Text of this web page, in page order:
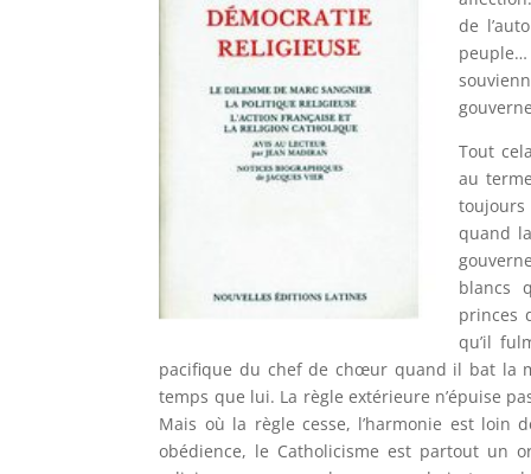
de
Tout
au
toujours
quand
blancs
princes
qu’il
pacifique du chef de chœur quand il bat la
temps que lui. La règle extérieure n’épuise
Mais où la règle cesse, l’harmonie est loin
obédience, le Catholicisme est partout un